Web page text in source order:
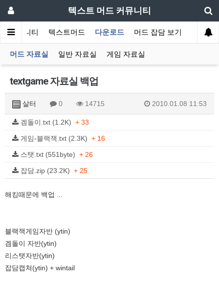
텍스트 머드 커뮤니티
커뮤니티 텍스트머드 다운로드 머드 잡담 보기 회원센
머드 자료실 일반 자료실 게임 자료실
textgame 자료실 백업
살터 0 14715 2010.01.08 11:53
겜돌이.txt (1.2K) + 33
게임-블랙잭.txt (2.3K) + 16
스탯.txt (551byte) + 26
잡담.zip (23.2K) + 25
해킹때문에 백업 ...
블랙잭게임자반 (ytin)
겜돌이 자반(ytin)
리스탯자반(ytin)
잡담캡쳐(ytin) + wintail